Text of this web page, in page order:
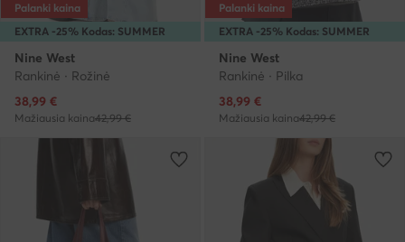
EXTRA -25% Kodas: SUMMER
Palanki kaina
Nine West
Rankinė · Rožinė
Dabartinė kaina
38,99 €
Mažiausia kaina42,99 €
EXTRA -25% Kodas: SUMMER
Palanki kaina
Nine West
Rankinė · Pilka
Dabartinė kaina
38,99 €
Mažiausia kaina42,99 €